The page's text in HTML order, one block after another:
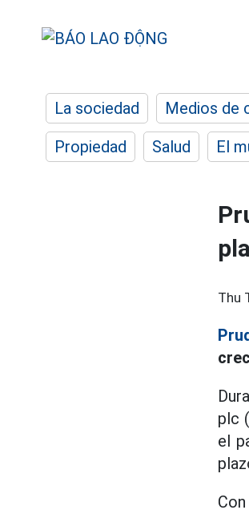
La sociedad Medios de
Propiedad
Salud El
Thu
plc
el